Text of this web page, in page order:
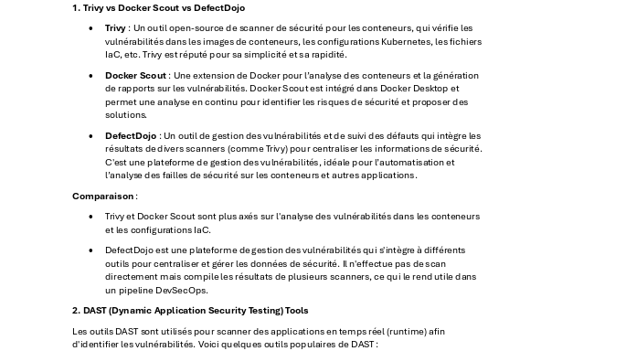
1. Trivy vs Docker Scout vs DefectDojo
• Trivy : Un outil open-source de scanner de sécurité pour les conteneurs, qui vérie les
vulnérabilités dans les images de conteneurs, les congurations Kubernetes, les chiers
IaC, etc. Trivy est réputé pour sa simplicité et sa rapidité.
• Docker Scout : Une extension de Docker pour l’analyse des conteneurs et la génération
de rapports sur les vulnérabilités. Docker Scout est intégré dans Docker Desktop et
permet une analyse en continu pour identier les risques de sécurité et proposer des
solutions.
• DefectDojo : Un outil de gestion des vulnérabilités et de suivi des défauts qui intègre les
résultats de divers scanners (comme Trivy) pour centraliser les informations de sécurité.
C'est une plateforme de gestion des vulnérabilités, idéale pour l’automatisation et
l’analyse des failles de sécurité sur les conteneurs et autres applications.
Comparaison :
• Trivy et Docker Scout sont plus axés sur l'analyse des vulnérabilités dans les conteneurs
et les congurations IaC.
• DefectDojo est une plateforme de gestion des vulnérabilités qui s'intègre à diérents
outils pour centraliser et gérer les données de sécurité. Il n'eectue pas de scan
directement mais compile les résultats de plusieurs scanners, ce qui le rend utile dans
un pipeline DevSecOps.
2. DAST (Dynamic Application Security Testing) Tools
Les outils DAST sont utilisés pour scanner des applications en temps réel (runtime) an
d'identier les vulnérabilités. Voici quelques outils populaires de DAST :